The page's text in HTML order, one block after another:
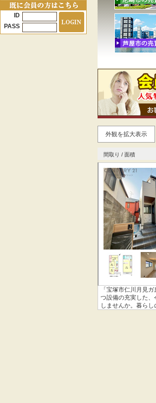
外観を拡大表示
間取り / 面積
「宝塚市仁川月見
つ設備の充実した
しませんか。暮ら
ID
PASS